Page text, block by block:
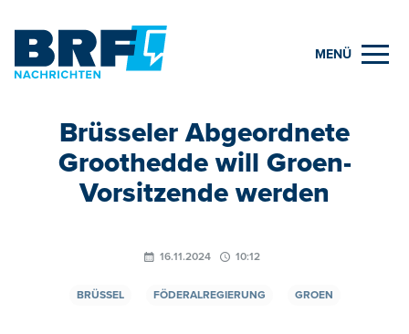
MENÜ
Brüsseler Abgeordnete
Groothedde will Groen-
Vorsitzende werden
16.11.2024 10:12
BRÜSSEL FÖDERALREGIERUNG GROEN